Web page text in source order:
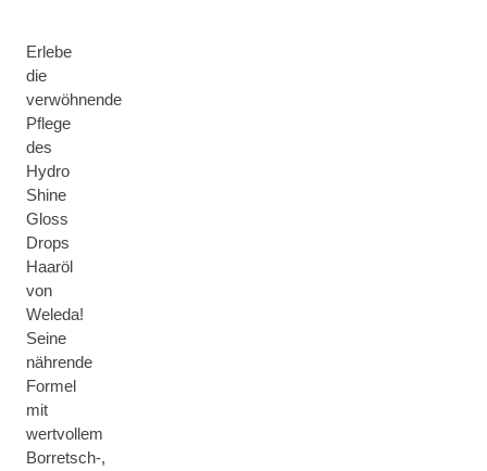
Erlebe
die
verwöhnende
Pflege
des
Hydro
Shine
Gloss
Drops
Haaröl
von
Weleda!
Seine
nährende
Formel
mit
wertvollem
Borretsch-,